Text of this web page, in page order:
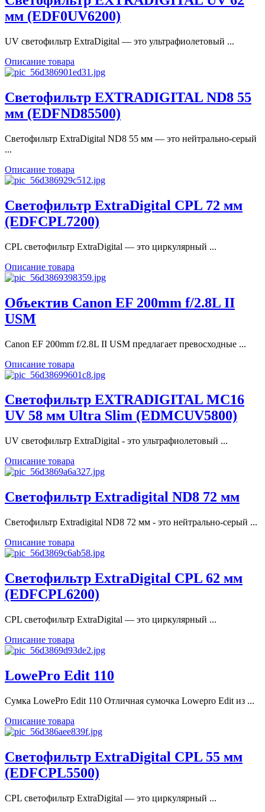
мм (EDF0UV6200)
UV cветофильтр ExtraDigital — это ультрафиолетовый ...
Описание товара
Светофильтр EXTRADIGITAL ND8 55
мм (EDFND85500)
Светофильтр ExtraDigital ND8 55 мм — это нейтрально-серый
...
Описание товара
Светофильтр ExtraDigital CPL 72 мм
(EDFCPL7200)
CPL cветофильтр ExtraDigital — это циркулярный ...
Описание товара
Объектив Canon EF 200mm f/2.8L II
USM
Canon EF 200mm f/2.8L II USM предлагает превосходные ...
Описание товара
Светофильтр EXTRADIGITAL MC16
UV 58 мм Ultra Slim (EDMCUV5800)
UV cветофильтр ExtraDigital - это ультрафиолетовый ...
Описание товара
Светофильтр Extradigital ND8 72 мм
Светофильтр Extradigital ND8 72 мм - это нейтрально-серый ...
Описание товара
Светофильтр ExtraDigital CPL 62 мм
(EDFCPL6200)
CPL cветофильтр ExtraDigital — это циркулярный ...
Описание товара
LowePro Edit 110
Сумка LowePro Edit 110 Отличная сумочка Lowepro Edit из ...
Описание товара
Светофильтр ExtraDigital CPL 55 мм
(EDFCPL5500)
CPL cветофильтр ExtraDigital — это циркулярный ...